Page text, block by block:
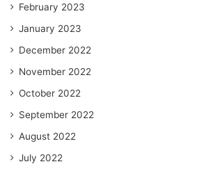
February 2023
January 2023
December 2022
November 2022
October 2022
September 2022
August 2022
July 2022